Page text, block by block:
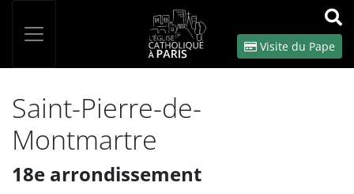
OK
Visite du Pape
Saint-Pierre-de-
Montmartre
18e arrondissement
Panneau de gestion des cookies